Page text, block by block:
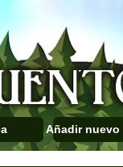
Añadir nuevo